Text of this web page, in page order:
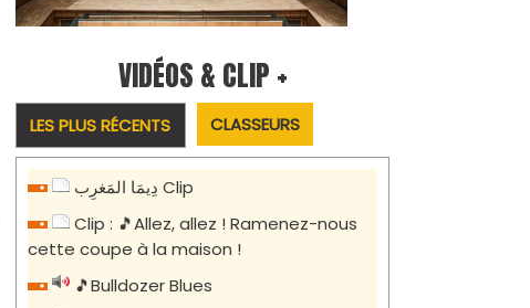
VIDÉOS & CLIP +
LES PLUS RÉCENTS CLASSEURS
دِيمَا المَغرِب Clip
Clip : 🎵Allez, allez ! Ramenez-nous
cette coupe à la maison !
🎵Bulldozer Blues